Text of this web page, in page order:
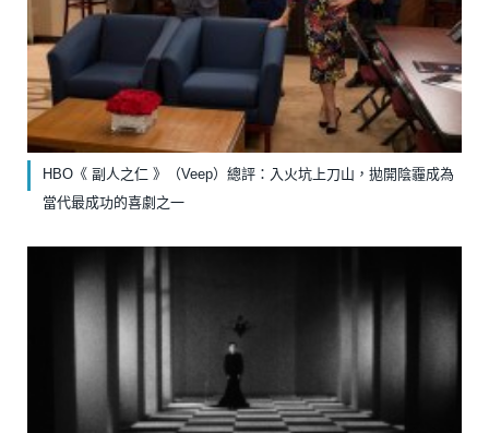
HBO《 副人之仁 》（Veep）總評：入火坑上刀山，拋開陰霾成為
當代最成功的喜劇之一